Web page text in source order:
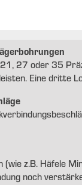
27 oder 35
Eine dritte
(wie z.B. Häfele
noch